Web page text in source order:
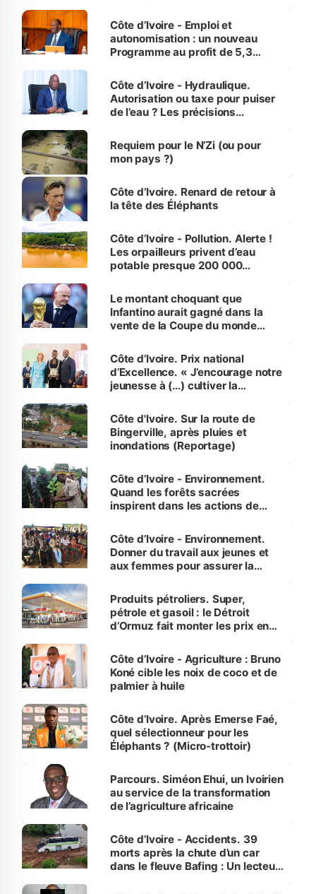
et Yamoussoukro
Côte d’Ivoire - Emploi et
autonomisation : un nouveau
Programme au profit de 5,3
Côte d’Ivoire - Hydraulique.
Autorisation ou taxe pour puiser
de l’eau ? Les précisions
Requiem pour le N’Zi (ou pour
mon pays ?)
Côte d’Ivoire. Renard de retour à
la tête des Éléphants
Côte d’Ivoire - Pollution. Alerte !
Les orpailleurs privent d’eau
potable presque 200 000
Le montant choquant que
Infantino aurait gagné dans la
vente de la Coupe du monde
Côte d’Ivoire. Prix national
d’Excellence. « J’encourage notre
jeunesse à (…) cultiver la
(Alassane Ouattara
Côte d'Ivoire. Sur la route de
Bingerville, après pluies et
inondations (Reportage)
Côte d’Ivoire - Environnement.
Quand les forêts sacrées
inspirent dans les actions de
Côte d’Ivoire - Environnement.
Donner du travail aux jeunes et
aux femmes pour assurer la
menacées
Produits pétroliers. Super,
pétrole et gasoil : le Détroit
d’Ormuz fait monter les prix en
Côte d’Ivoire - Agriculture : Bruno
Koné cible les noix de coco et de
palmier à huile
Côte d’Ivoire. Après Emerse Faé,
quel sélectionneur pour les
Éléphants ? (Micro-trottoir)
Parcours. Siméon Ehui, un Ivoirien
au service de la transformation
de l’agriculture africaine
Côte d’Ivoire - Accidents. 39
morts après la chute d’un car
dans le fleuve Bafing : Un lecteur